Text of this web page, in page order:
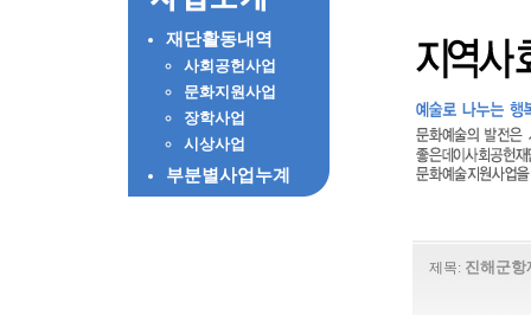
재단활동내역
사회공헌사업
문화지원사업
장학사업
시상사업
부분별사업누계
제목: 진해군항